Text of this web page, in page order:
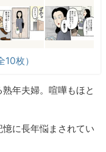
枚）
年夫婦。喧嘩もほと
に長年悩まされてい